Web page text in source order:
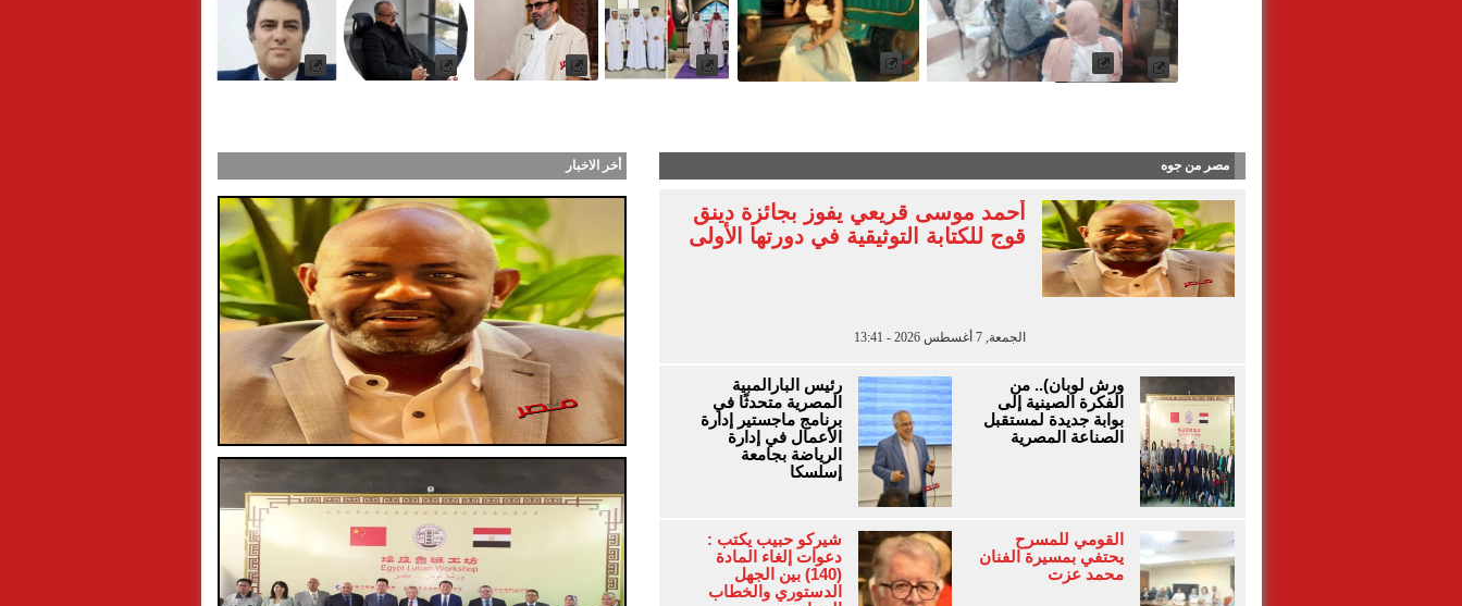
مصر من جوه
أحمد موسى قريعي يفوز بجائزة دينق
قوج للكتابة التوثيقية في دورتها الأولى
الجمعة, 7 أغسطس 2026 - 13:41
ورش لوبان).. من
الفكرة الصينية إلى
بوابة جديدة لمستقبل
الصناعة المصرية
رئيس البارالمبية
المصرية متحدثًا في
برنامج ماجستير إدارة
الأعمال في إدارة
الرياضة بجامعة
إسلسكا
القومي للمسرح
يحتفي بمسيرة الفنان
محمد عزت
شيركو حبيب يكتب :
دعوات إلغاء المادة
(140) بين الجهل
الدستوري والخطاب
أخر الاخبار